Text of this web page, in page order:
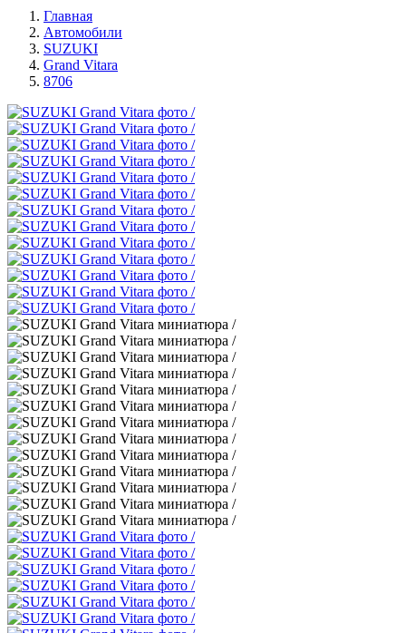
Главная
Автомобили
SUZUKI
Grand Vitara
8706